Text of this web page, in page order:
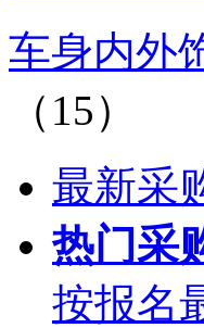
车身内外
（15）
最新采
热门采
按报名